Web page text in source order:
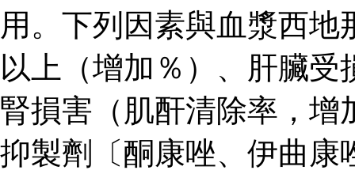
用。下列因素與血漿西
以上（增加％）、肝臟
腎損害（肌酐清除率，增
抑製劑〔酮康唑、伊曲康